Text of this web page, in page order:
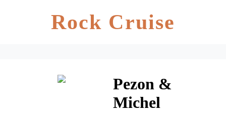
Rock Cruise
Pezon &
Michel